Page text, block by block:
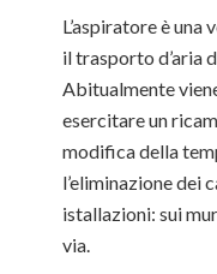
L’aspiratore è una
il trasporto d’aria
Abitualmente
esercitare un
modifica della
l’eliminazione dei
istallazioni: sui
via.